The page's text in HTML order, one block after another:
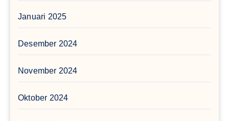
Januari 2025
Desember 2024
November 2024
Oktober 2024